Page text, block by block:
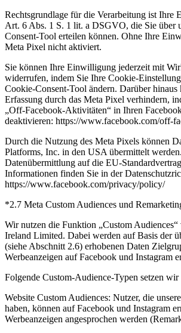
Rechtsgrundlage für die Verarbeitung ist Ihre
Art. 6 Abs. 1 S. 1 lit. a DSGVO, die Sie über
Consent-Tool erteilen können. Ohne Ihre
Meta Pixel nicht aktiviert.
Sie können Ihre Einwilligung jederzeit mit
widerrufen, indem Sie Ihre Cookie-
Cookie-Consent-Tool ändern. Darüber hinaus
Erfassung durch das Meta Pixel verhindern,
„Off-Facebook-Aktivitäten“ in Ihren
deaktivieren: https://www.facebook.com/off-
Durch die Nutzung des Meta Pixels können
Platforms, Inc. in den USA übermittelt
Datenübermittlung auf die EU-
Informationen finden Sie in der
https://www.facebook.com/privacy/policy/
*2.7 Meta Custom Audiences und
Wir nutzen die Funktion „Custom
Ireland Limited. Dabei werden auf Basis der
(siehe Abschnitt 2.6) erhobenen Daten
Werbeanzeigen auf Facebook und Instagram
Folgende Custom-Audience-Typen setzen wir
Website Custom Audiences: Nutzer, die
haben, können auf Facebook und Instagram
Werbeanzeigen angesprochen werden